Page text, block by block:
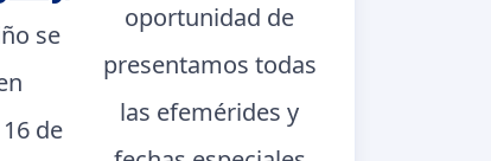
se
de
oportunidad de
presentamos todas
las efemérides y